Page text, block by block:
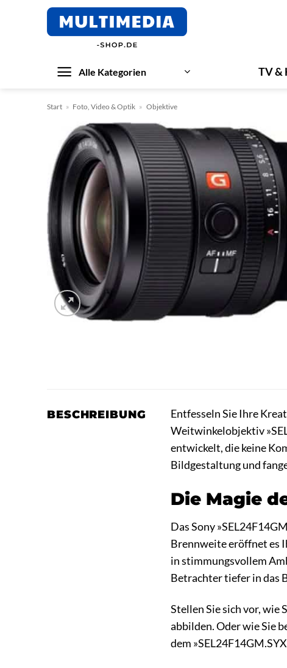
Alle Kategorien TV &
Start » Foto, Video & Optik » Objektive
BESCHREIBUNG Entfesseln Sie Ihre
Weitwinkelobjektiv
entwickelt, die keine
Bildgestaltung und
Die Magie
Das Sony
Brennweite eröffnet es
in stimmungsvollem
Betrachter tiefer in das
Stellen Sie sich vor,
abbilden. Oder wie Sie
dem